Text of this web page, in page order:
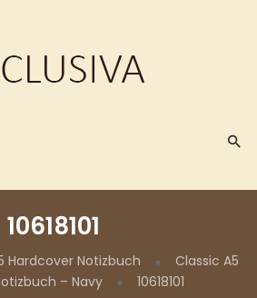
10618101
Hardcover Notizbuch
Classic A5
– Navy
10618101